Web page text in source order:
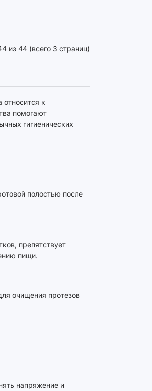
из 44 (всего 3 страниц)
относится к
помогают
гигиенических
полостью после
препятствует
пищи.
очищения протезов
напряжение и